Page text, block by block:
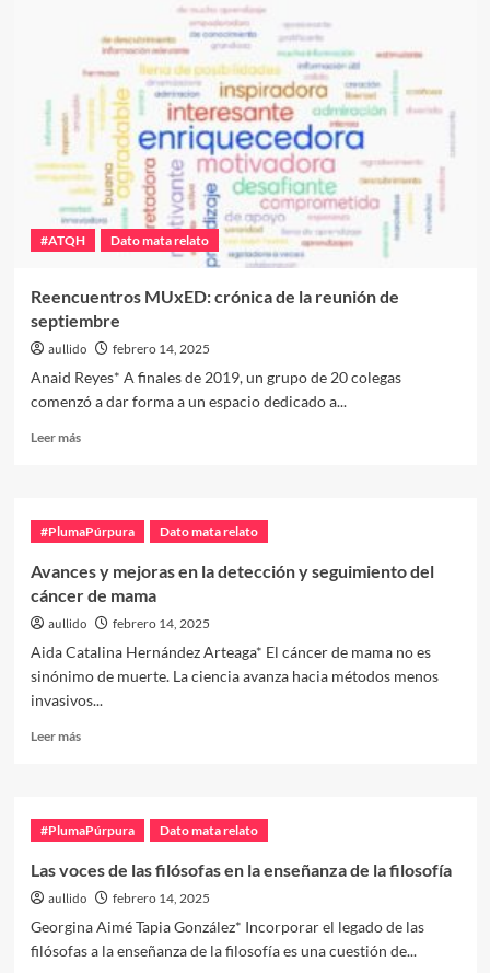
enseñar
sobre
el
cambio
climático
de
manera
esperanzadora
#ATQH Dato mata relato
Reencuentros MUxED: crónica de la reunión de
septiembre
aullido febrero 14, 2025
Anaid Reyes* A finales de 2019, un grupo de 20 colegas
comenzó a dar forma a un espacio dedicado a...
Leer másLeer
MUxED:
crónica
la
reunión
de
#PlumaPúrpura Dato mata relato
Avances y mejoras en la detección y seguimiento del
cáncer de mama
aullido febrero 14, 2025
Aida Catalina Hernández Arteaga* El cáncer de mama no es
sinónimo de muerte. La ciencia avanza hacia métodos menos
invasivos...
Leer másLeer
y
mejoras
la
detección
del
#PlumaPúrpura Dato mata relato
Las voces de las filósofas en la enseñanza de la filosofía
aullido febrero 14, 2025
Georgina Aimé Tapia González* Incorporar el legado de las
filósofas a la enseñanza de la filosofía es una cuestión de...